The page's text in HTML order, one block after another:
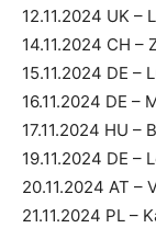
12.11.2024 UK –
14.11.2024 CH –
15.11.2024 DE –
16.11.2024 DE –
17.11.2024 HU –
19.11.2024 DE –
20.11.2024 AT –
21.11.2024 PL –